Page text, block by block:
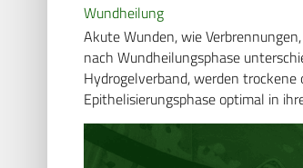
Wundheilung
Akute Wunden, wie
nach Wundheilungsphase
Hydrogelverband, werden
Epithelisierungsphase optimal in